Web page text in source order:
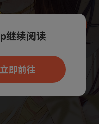
可打开App新用
继续阅读
立即前往